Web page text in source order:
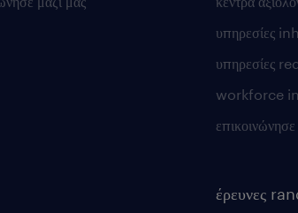
υπηρεσίες
υπηρεσίες
workforce
έρευνες